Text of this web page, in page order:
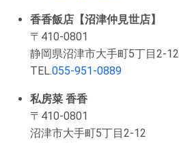
香香飯店【沼津仲見世店】
〒410-0801
静岡県沼津市大手町5丁目2-12
TEL.055-951-0889
私房菜 香香
〒410-0801
沼津市大手町5丁目2-12